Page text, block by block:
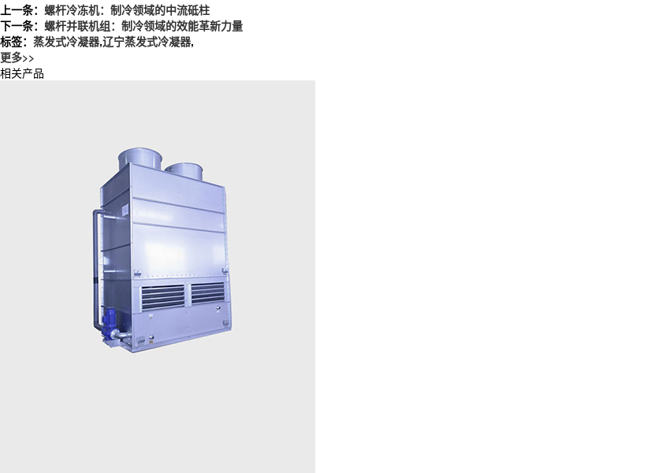
上一条： 螺杆冷冻机：制冷领域的中流砥柱
下一条： 螺杆并联机组：制冷领域的效能革新力量
标签： 蒸发式冷凝器,辽宁蒸发式冷凝器,
更多>>
相关产品